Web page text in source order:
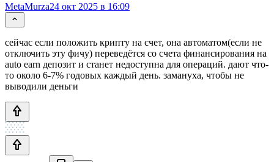
MetaMurza24 окт 2025 в 16:09
сейчас если положить крипту на счет, она автоматом(если не
отключить эту фичу) переведётся со счета финансирования на
auto earn депозит и станет недоступна для операций. дают что-
то около 6-7% годовых каждый день. замануха, чтобы не
выводили деньги